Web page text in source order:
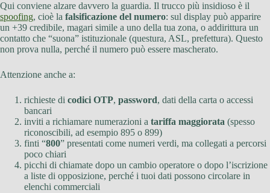
Qui conviene alzare davvero la guardia. Il trucco più insidioso è il
spoofing, cioè la falsificazione del numero: sul display può apparire
un +39 credibile, magari simile a uno della tua zona, o addirittura un
contatto che “suona” istituzionale (questura, ASL, prefettura). Questo
non prova nulla, perché il numero può essere mascherato.
Attenzione anche a:
richieste di codici OTP, password, dati della carta o accessi
bancari
inviti a richiamare numerazioni a tariffa maggiorata (spesso
riconoscibili, ad esempio 895 o 899)
finti “800” presentati come numeri verdi, ma collegati a percorsi
poco chiari
picchi di chiamate dopo un cambio operatore o dopo l’iscrizione
a liste di opposizione, perché i tuoi dati possono circolare in
elenchi commerciali